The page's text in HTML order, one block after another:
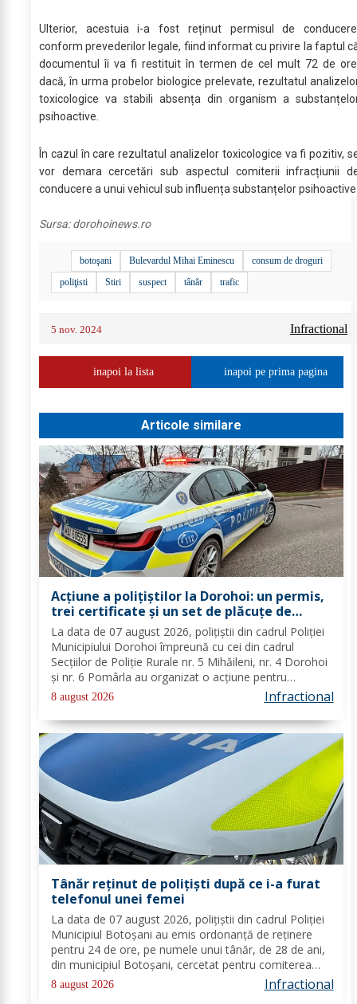
Ulterior, acestuia i-a fost reținut permisul de
conform prevederilor legale, fiind informat cu privire la faptul
documentul îi va fi restituit în termen de cel mult 72 de
dacă, în urma probelor biologice prelevate, rezultatul
toxicologice va stabili absența din organism a
psihoactive.
În cazul în care rezultatul analizelor toxicologice va fi pozitiv,
vor demara cercetări sub aspectul comiterii infracțiunii
conducere a unui vehicul sub influența substanțelor
Sursa:dorohoinews.ro
botoşani Bulevardul Mihai Eminescu
consum de droguri
poliţisti
Stiri suspect tânăr trafic
5 nov. 2024 Infractional
inapoi la lista inapoi pe prima pagina
Articole similare
Acțiune a polițiștilor la Dorohoi: un permis,
trei certificate și un set de plăcuțe de
înmatriculare reținute
La data de 07 august 2026, polițiștii din cadrul Poliției
Municipiului Dorohoi împreună cu cei din cadrul
Secțiilor de Poliție Rurale nr. 5 Mihăileni, nr. 4 Dorohoi
și nr. 6 Pomârla au organizat o acțiune pentru
prevenirea și combaterea faptelor de natură penală și
contravențională, verificarea...
8 august 2026 Infractional
Tânăr reținut de polițiști după ce i-a furat
telefonul unei femei
La data de 07 august 2026, polițiștii din cadrul Poliției
Municipiul Botoșani au emis ordonanță de reținere
pentru 24 de ore, pe numele unui tânăr, de 28 de ani,
din municipiul Botoșani, cercetat pentru comiterea
infracțiunii de furt. În urma probatoriului administrat,
s-a stabilit faptul că, în...
8 august 2026 Infractional